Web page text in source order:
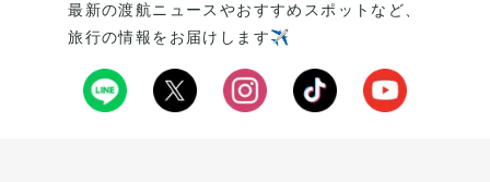
最新の渡航ニュースやおすすめスポットなど、
旅行の情報をお届けします✈️